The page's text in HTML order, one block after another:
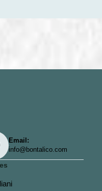
Email:
info@bontalico.com